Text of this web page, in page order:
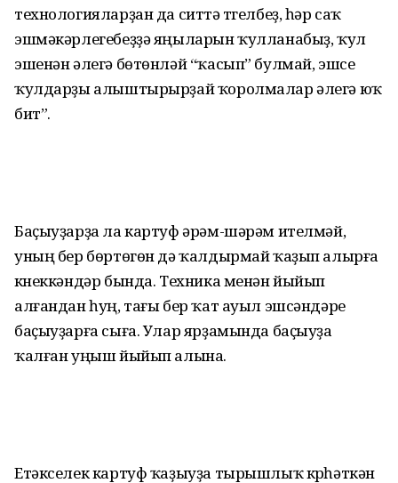
технология­ларҙан да ситтә түгелбеҙ, һәр саҡ
эшмәкәрлегебеҙҙә яңыларын ҡул­ланабыҙ, ҡул
эшенән әлегә бөтөнләй “ҡасып” булмай, эшсе
ҡулдарҙы алыштырырҙай ҡоролмалар әлегә юҡ
бит”.
Баҫыуҙарҙа ла картуф әрәм-шәрәм ител­мәй,
уның бер бөртөгөн дә ҡалдырмай ҡаҙып алырға
күнеккәндәр бында. Техника менән йыйып
алғандан һуң, тағы бер ҡат ауыл эшсәндәре
баҫыуҙарға сыға. Улар ярҙамында баҫыуҙа
ҡалған уңыш йыйып алына.
Етәкселек картуф ҡаҙыуҙа тырышлыҡ күр­һәткән